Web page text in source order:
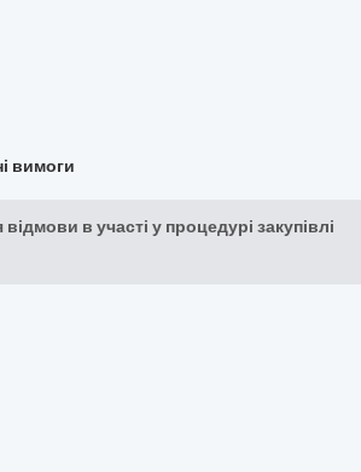
вимоги
в участі у процедурі закупівлі